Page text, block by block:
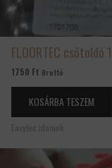
FLOORTEC
1750 Ft Bruttó
KOSÁRBA TESZEM
Easytec idomok